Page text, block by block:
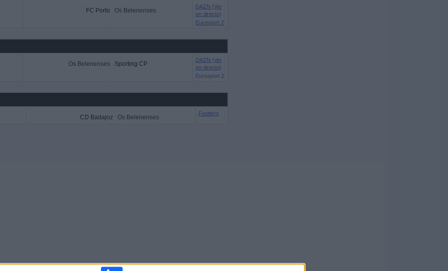
FC Porto Os Belenenses
DAZN (Ver
en directo)
Eurosport 2
Os Belenenses Sporting CP
DAZN (Ver
en directo)
Eurosport 2
CD Badajoz Os Belenenses
Footters